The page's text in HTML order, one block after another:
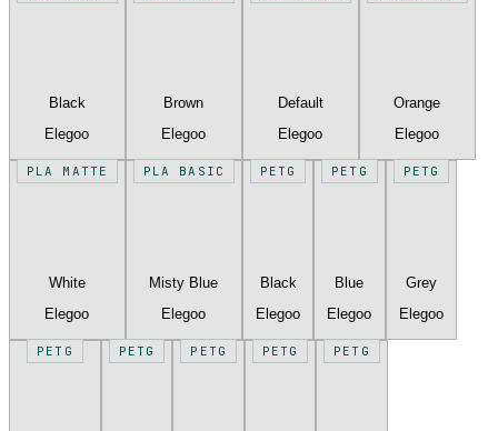
Black
Elegoo
Brown
Elegoo
Default
Elegoo
Orange
Elegoo
PLA MATTE
White
Elegoo
PLA BASIC
Misty Blue
Elegoo
PETG
Black
Elegoo
PETG
Blue
Elegoo
PETG
Grey
Elegoo
PETG PETG PETG PETG PETG